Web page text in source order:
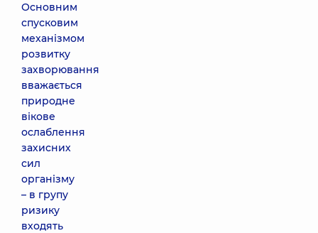
Основним
спусковим
механізмом
розвитку
захворювання
вважається
природне
вікове
ослаблення
захисних
сил
організму
– в групу
ризику
входять